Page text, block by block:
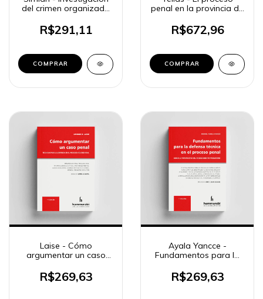
del crimen organizado
remoto
R$291,11
COMPRAR
penal en la provincia de
R$672,96
COMPRAR
Laise - Cómo
argumentar un caso
R$269,63
Ayala Yancce -
Fundamentos para la
proceso penal
R$269,63